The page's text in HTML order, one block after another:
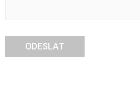
ODESLAT